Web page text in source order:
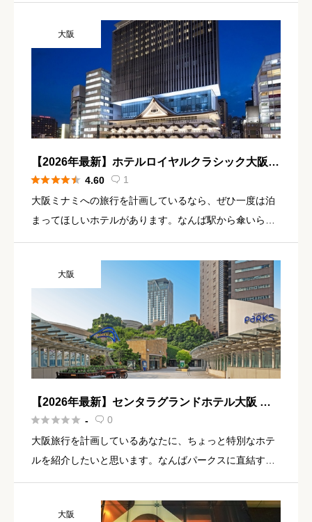
で落ち着いた空間が広がっています。それがホテルグレ
イスリー大阪なんば […]
大阪
【2026年最新】ホテルロイヤルクラシック大阪
宿泊記｜なんば駅直結×隈研吾設計のデザインホ
テル
 4.60  1
大阪ミナミへの旅行を計画しているなら、ぜひ一度は泊
まってほしいホテルがあります。なんば駅から傘いらず
で直結、世界的建築家・隈研吾氏が手がけた唯一無二の
外観、そして最上階からの大阪夜景──すべてが揃ってい
るのが ホテルロイ […]
大阪
【2026年最新】センタラグランドホテル大阪 宿
泊記｜難波でタイリゾート気分が味わえる高級ホ
テル
 -  0
大阪旅行を計画しているあなたに、ちょっと特別なホテ
ルを紹介したいと思います。なんばパークスに直結する
好立地でありながら、一歩ロビーに踏み込むとそこはま
るでバンコクのリゾートホテル。それがセンタラグラン
ドホテル大阪です。 […]
大阪